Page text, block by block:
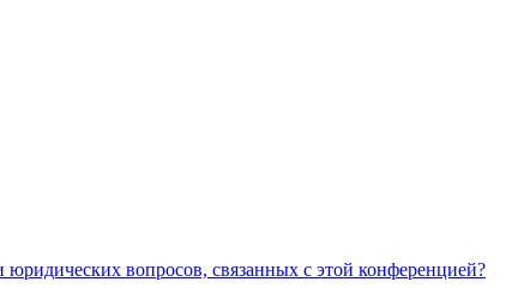
вопросов, связанных с этой конференцией?